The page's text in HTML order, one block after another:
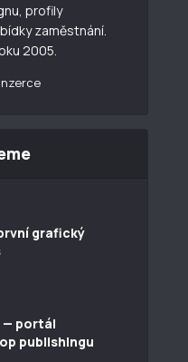
profily
zaměstnání.
2005.
Inzerce
grafický
— portál
publishingu